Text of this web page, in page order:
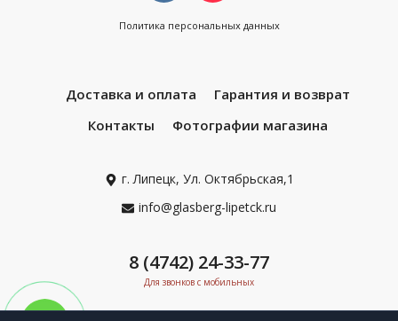
Политика персональных данных
Доставка и оплата
Гарантия и возврат
Контакты
Фотографии магазина
г. Липецк, Ул. Октябрьская,1
info@glasberg-lipetck.ru
8 (4742) 24-33-77
Для звонков с мобильных